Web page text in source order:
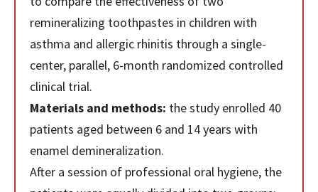
remineralizing toothpastes in children with
asthma and allergic rhinitis through a single-
center, parallel, 6-month randomized controlled
clinical trial.
Materials and methods: the study enrolled 40
patients aged between 6 and 14 years with
enamel demineralization.
After a session of professional oral hygiene, the